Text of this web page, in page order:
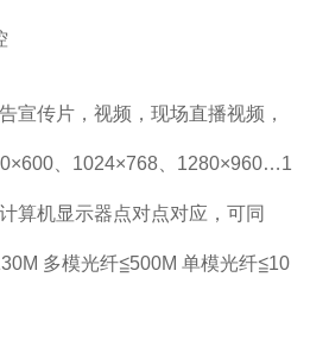
宣传片，视频，现场直播视频，
、1024×768、1280×960…1
算机显示器点对点对应，可同
多模光纤≦500M 单模光纤≦10